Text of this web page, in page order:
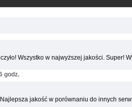
Wszystko w najwyższej jakości. Super!
godz.
jakość w porównaniu do innych